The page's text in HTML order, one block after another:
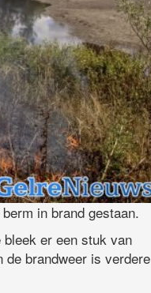
in brand gestaan.
bleek er een stuk van
brandweer is verdere